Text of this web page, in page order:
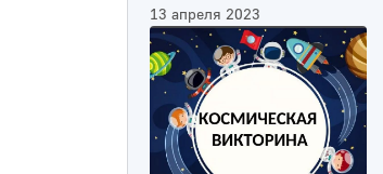
13 апреля 2023